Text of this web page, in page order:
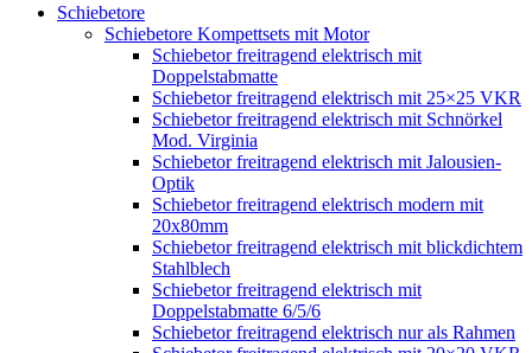
Schiebetore
Schiebetore Kompettsets mit Motor
Schiebetor freitragend elektrisch mit
Doppelstabmatte
Schiebetor freitragend elektrisch mit 25×25 VKR
Schiebetor freitragend elektrisch mit Schnörkel
Mod. Virginia
Schiebetor freitragend elektrisch mit Jalousien-
Optik
Schiebetor freitragend elektrisch modern mit
20x80mm
Schiebetor freitragend elektrisch mit blickdichtem
Stahlblech
Schiebetor freitragend elektrisch mit
Doppelstabmatte 6/5/6
Schiebetor freitragend elektrisch nur als Rahmen